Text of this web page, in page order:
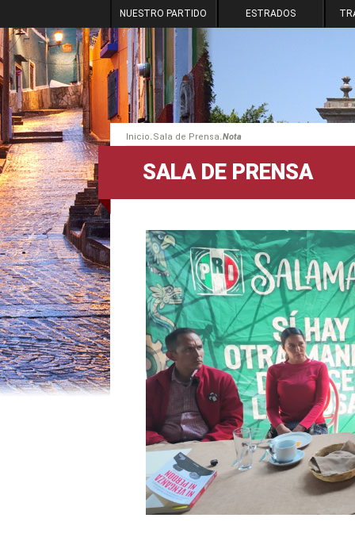
NUESTRO PARTIDO ESTRADOS
Inicio.Sala de Prensa.Nota
SALA DE PRENSA